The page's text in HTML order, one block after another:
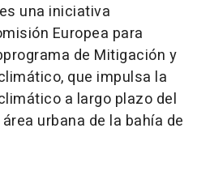
una iniciativa
Europea para
de Mitigación y
que impulsa la
a largo plazo del
urbana de la bahía de